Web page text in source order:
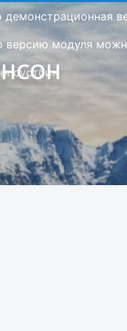
демонстрационная
версию модуля
сустбин